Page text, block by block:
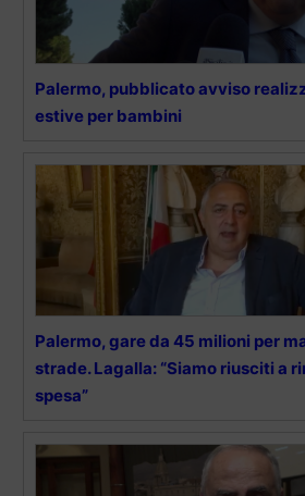
Palermo, pubblicato avviso
estive per bambini
Palermo, gare da 45 milioni per
strade. Lagalla: “Siamo riusciti a
spesa”